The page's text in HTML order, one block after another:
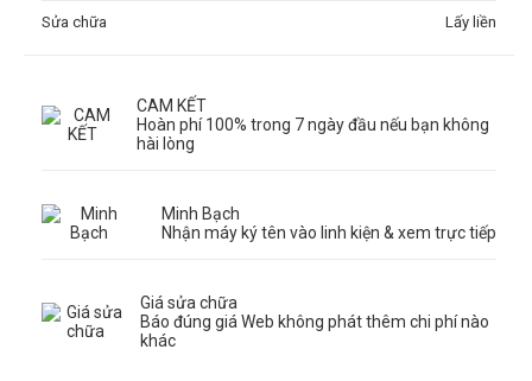
Sửa chữa Lấy liền
CAM KẾT
Hoàn phí 100% trong 7 ngày đầu nếu bạn không
hài lòng
Minh Bạch
Nhận máy ký tên vào linh kiện & xem trực tiếp
Giá sửa chữa
Báo đúng giá Web không phát thêm chi phí nào
khác